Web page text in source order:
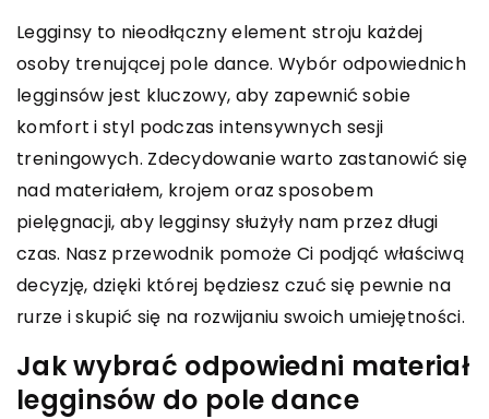
Legginsy to nieodłączny element stroju każdej
osoby trenującej pole dance. Wybór odpowiednich
legginsów jest kluczowy, aby zapewnić sobie
komfort i styl podczas intensywnych sesji
treningowych. Zdecydowanie warto zastanowić się
nad materiałem, krojem oraz sposobem
pielęgnacji, aby legginsy służyły nam przez długi
czas. Nasz przewodnik pomoże Ci podjąć właściwą
decyzję, dzięki której będziesz czuć się pewnie na
rurze i skupić się na rozwijaniu swoich umiejętności.
Jak wybrać odpowiedni materiał
legginsów do pole dance